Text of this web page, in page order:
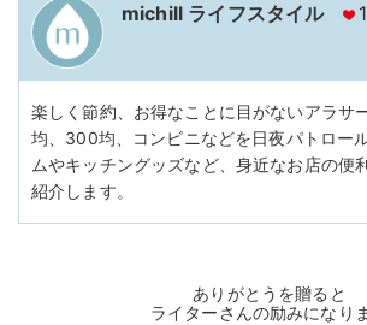
michill ライフスタイル
楽しく節約、お得なことに目がないアラサ
均、300均、コンビニなどを日夜パトロー
ムやキッチングッズなど、身近なお店の便
紹介します。
ありがとうを贈ると
ライターさんの励みになり